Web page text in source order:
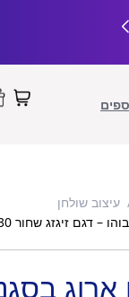
עיצוב שולחן
זיגזג שחור 30*180 ס"מ